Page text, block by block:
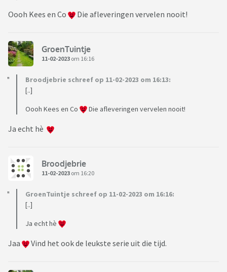
Oooh Kees en Co Die afleveringen vervelen nooit!
GroenTuintje
11-02-2023 om 16:16
Broodjebrie schreef op 11-02-2023 om 16:13:
[..]
Oooh Kees en Co Die afleveringen vervelen nooit!
Ja echt hè
Broodjebrie
11-02-2023 om 16:20
GroenTuintje schreef op 11-02-2023 om 16:16:
[..]
Ja echt hè
Jaa Vind het ook de leukste serie uit die tijd.